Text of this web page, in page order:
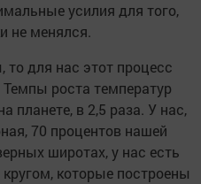
усилия для того,
не менялся.
для нас этот процесс
роста температур
планете, в 2,5 раза. У нас,
70 процентов нашей
широтах, у нас есть
которые построены